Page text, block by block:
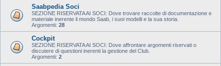
Saabpedia Soci
SEZIONE RISERVATA AI SOCI: Dove trovare raccolte di documentazione e
materiale inerente il mondo Saab, i suoi modelli e la sua storia.
Argomenti: 28
Cockpit
SEZIONE RISERVATA AI SOCI: Dove affrontare argomenti riservati o
discutere di questioni inerenti la gestione del Club.
Argomenti: 2